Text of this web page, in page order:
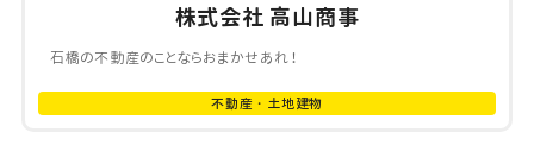
株式会社 高山商事
石橋の不動産のことならおまかせあれ！
不動産・土地建物